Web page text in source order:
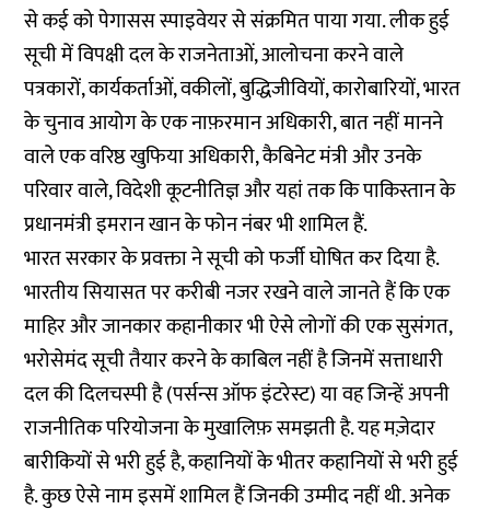
से कई को पेगासस स्पाइवेयर से संक्रमित पाया गया. लीक हुई
सूची में विपक्षी दल के राजनेताओं, आलोचना करने वाले
पत्रकारों, कार्यकर्ताओं, वकीलों, बुद्धिजीवियों, कारोबारियों, भारत
के चुनाव आयोग के एक नाफ़रमान अधिकारी, बात नहीं मानने
वाले एक वरिष्ठ खुफिया अधिकारी, कैबिनेट मंत्री और उनके
परिवार वाले, विदेशी कूटनीतिज्ञ और यहां तक कि पाकिस्तान के
प्रधानमंत्री इमरान खान के फोन नंबर भी शामिल हैं.
भारत सरकार के प्रवक्ता ने सूची को फर्जी घोषित कर दिया है.
भारतीय सियासत पर करीबी नजर रखने वाले जानते हैं कि एक
माहिर और जानकार कहानीकार भी ऐसे लोगों की एक सुसंगत,
भरोसेमंद सूची तैयार करने के काबिल नहीं है जिनमें सत्ताधारी
दल की दिलचस्पी है (पर्सन्स ऑफ इंटरेस्ट) या वह जिन्हें अपनी
राजनीतिक परियोजना के मुखालिफ़ समझती है. यह मज़ेदार
बारीकियों से भरी हुई है, कहानियों के भीतर कहानियों से भरी हुई
है. कुछ ऐसे नाम इसमें शामिल हैं जिनकी उम्मीद नहीं थी. अनेक